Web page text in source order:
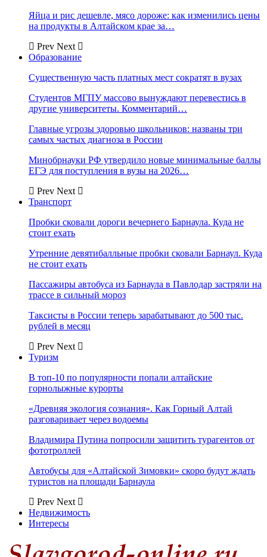
Яйца и рис дешевле, мясо дороже: как изменились цены
на продукты в Алтайском крае за…
Prev Next
Образование
Существенную часть платных мест сократят в вузах
Студентов МГПУ массово вынуждают перевестись в
другие университеты. Комментарий…
Главные угрозы здоровью школьников: названы три
самых частых диагноза в России
Минобрнауки РФ утвердило новые минимальные баллы
ЕГЭ для поступления в вузы на 2026…
Prev Next
Транспорт
Пробки сковали дороги вечернего Барнаула. Куда не
стоит ехать
Утренние девятибалльные пробки сковали Барнаул. Куда
не стоит ехать
Пассажиры автобуса из Барнаула в Павлодар застряли на
трассе в сильный мороз
Таксисты в России теперь зарабатывают до 500 тыс.
рублей в месяц
Prev Next
Туризм
В топ-10 по популярности попали алтайские
горнолыжные курорты
«Древняя экология сознания». Как Горный Алтай
разговаривает через водоемы
Владимира Путина попросили защитить турагентов от
фототроллей
Автобусы для «Алтайской Зимовки» скоро будут ждать
туристов на площади Барнаула
Prev Next
Недвижимость
Интересы